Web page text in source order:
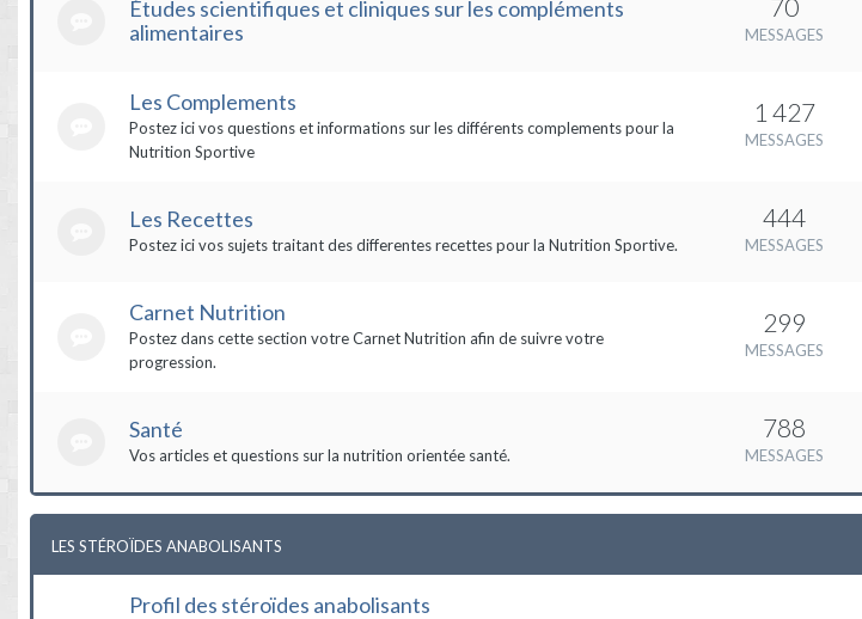
Études scientifiques et cliniques sur les compléments
alimentaires
70
MESSAGES
Les Complements
Postez ici vos questions et informations sur les différents complements pour la
Nutrition Sportive
1 427
MESSAGES
Les Recettes
Postez ici vos sujets traitant des differentes recettes pour la Nutrition Sportive.
444
MESSAGES
Carnet Nutrition
Postez dans cette section votre Carnet Nutrition afin de suivre votre
progression.
299
MESSAGES
Santé
Vos articles et questions sur la nutrition orientée santé.
788
MESSAGES
LES STÉROÏDES ANABOLISANTS
Profil des stéroïdes anabolisants